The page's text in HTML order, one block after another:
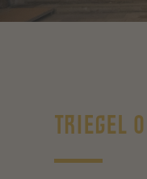
TRIEGEL